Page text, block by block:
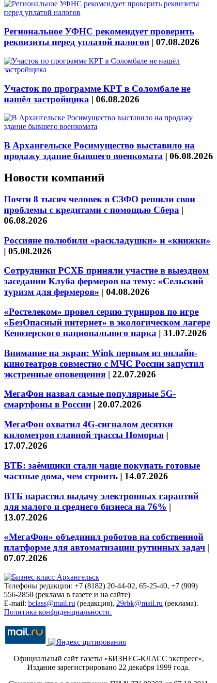
Региональное УФНС рекомендует проверить
реквизиты перед уплатой налогов | 07.08.2026
Участок по программе КРТ в Соломбале не
нашёл застройщика | 06.08.2026
В Архангельске Росимущество выставило на
продажу здание бывшего военкомата | 06.08.2026
Новости компаний
Почти 8 тысяч человек в СЗФО решили свои
проблемы с кредитами с помощью Сбера |
06.08.2026
Россияне полюбили «раскладушки» и «книжки»
| 05.08.2026
Сотрудники РСХБ приняли участие в выездном
заседании Клуба фермеров на тему: «Сельский
туризм для фермеров» | 04.08.2026
«Ростелеком» провел серию турниров по игре
«БезОпасный интернет» в экологическом лагере
Кенозерского национального парка | 31.07.2026
Внимание на экран: Wink первым из онлайн-
кинотеатров совместно с МЧС России запустил
экстренные оповещения | 22.07.2026
МегаФон назвал самые популярные 5G-
смартфоны в России | 20.07.2026
МегаФон охватил 4G-сигналом десятки
километров главной трассы Поморья |
17.07.2026
ВТБ: заёмщики стали чаще покупать готовые
частные дома, чем строить | 14.07.2026
ВТБ нарастил выдачу электронных гарантий
для малого и среднего бизнеса на 76% |
13.07.2026
«МегаФон» объединил роботов на собственной
платформе для автоматизации рутинных задач |
07.07.2026
Телефоны редакции: +7 (8182) 20-44-02, 65-25-40, +7 (909)
556-2850 (реклама в газете и на сайте)
E-mail: bclass@mail.ru (редакция), 29rbk@mail.ru (реклама).
Политика конфиденциальности.
Официальный сайт газеты «БИЗНЕС-КЛАСС экспресс».
Издание зарегистрировано 22 декабря 1999 года.